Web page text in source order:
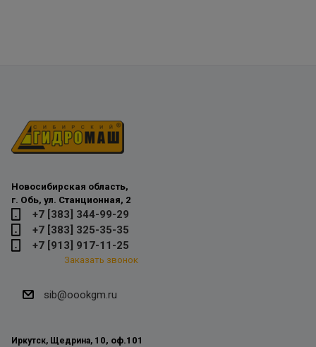
Новосибирская область,
г. Обь, ул. Станционная, 2
+7 [383] 344-99-29
+7 [383] 325-35-35
+7 [913] 917-11-25
Заказать звонок
sib@oookgm.ru
Иркутск, Щедрина, 10, оф.101